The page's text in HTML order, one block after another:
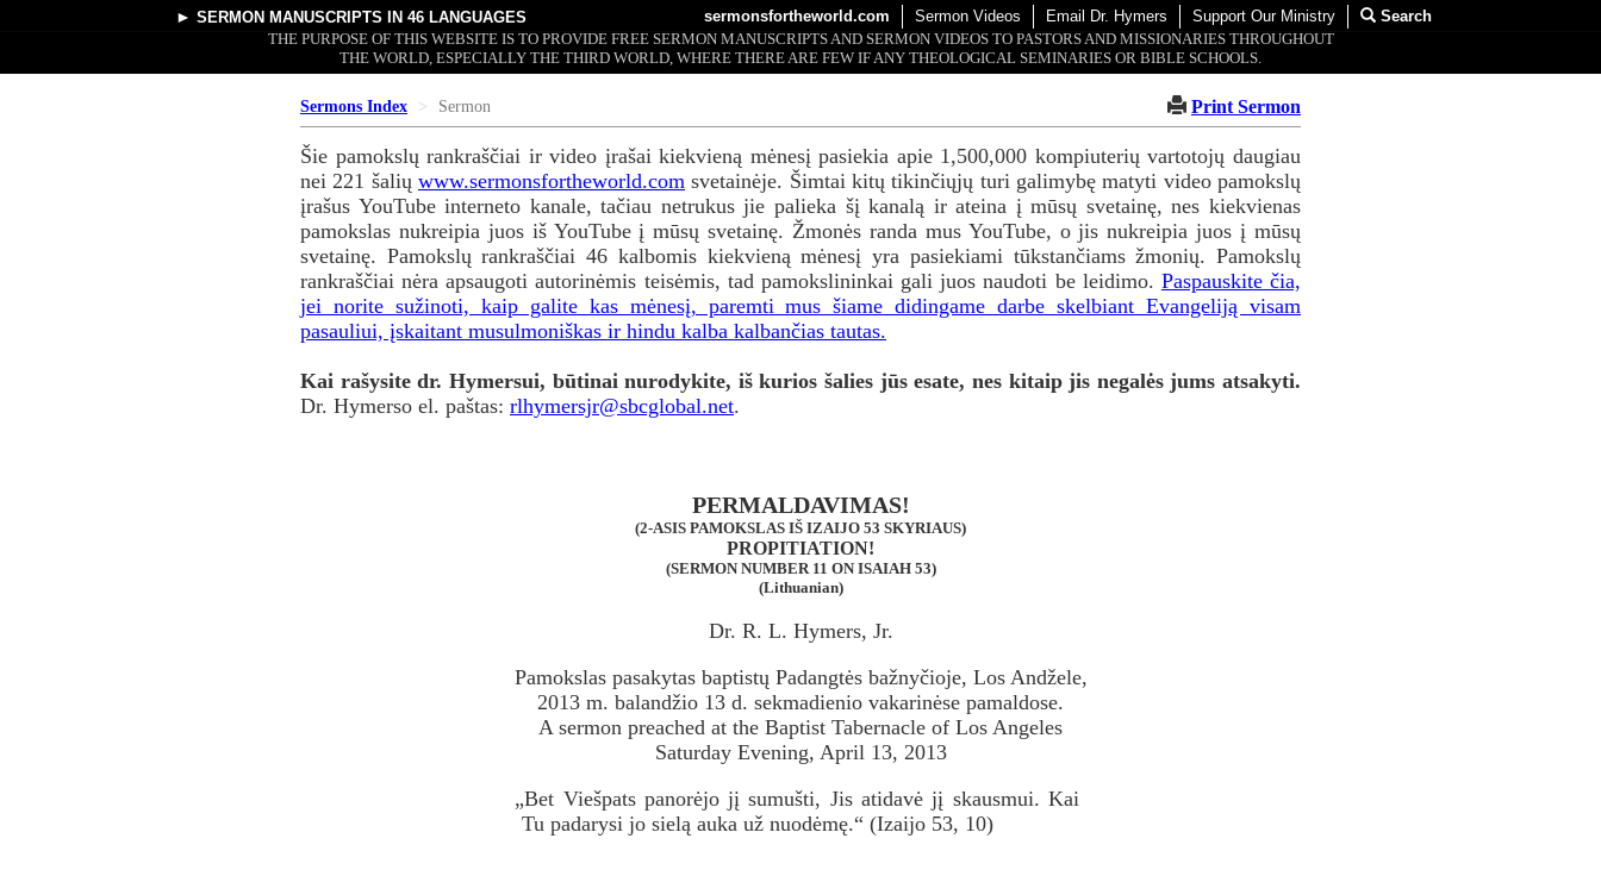
► SERMON MANUSCRIPTS IN 46 LANGUAGES sermonsfortheworld.com Sermon Videos Email Dr. Hymers Support Our Ministry
Search
THE PURPOSE OF THIS WEBSITE IS TO PROVIDE FREE SERMON MANUSCRIPTS AND SERMON VIDEOS TO PASTORS AND MISSIONARIES THROUGHOUT
THE WORLD, ESPECIALLY THE THIRD WORLD, WHERE THERE ARE FEW IF ANY THEOLOGICAL SEMINARIES OR BIBLE SCHOOLS.
Sermons Index Sermon Print Sermon
Šie pamokslų rankraščiai ir video įrašai kiekvieną mėnesį pasiekia apie 1,500,000 kompiuterių vartotojų daugiau
nei 221 šalių www.sermonsfortheworld.com svetainėje. Šimtai kitų tikinčiųjų turi galimybę matyti video pamokslų
įrašus YouTube interneto kanale, tačiau netrukus jie palieka šį kanalą ir ateina į mūsų svetainę, nes kiekvienas
pamokslas nukreipia juos iš YouTube į mūsų svetainę. Žmonės randa mus YouTube, o jis nukreipia juos į mūsų
svetainę. Pamokslų rankraščiai 46 kalbomis kiekvieną mėnesį yra pasiekiami tūkstančiams žmonių. Pamokslų
rankraščiai nėra apsaugoti autorinėmis teisėmis, tad pamokslininkai gali juos naudoti be leidimo. Paspauskite čia,
jei norite sužinoti, kaip galite kas mėnesį, paremti mus šiame didingame darbe skelbiant Evangeliją visam
pasauliui, įskaitant musulmoniškas ir hindu kalba kalbančias tautas.
Kai rašysite dr. Hymersui, būtinai nurodykite, iš kurios šalies jūs esate, nes kitaip jis negalės jums atsakyti.
Dr. Hymerso el. paštas: rlhymersjr@sbcglobal.net.
PERMALDAVIMAS!
(2-ASIS PAMOKSLAS IŠ IZAIJO 53 SKYRIAUS)
PROPITIATION!
(SERMON NUMBER 11 ON ISAIAH 53)
(Lithuanian)
Dr. R. L. Hymers, Jr.
Pamokslas pasakytas baptistų Padangtės bažnyčioje, Los Andžele,
2013 m. balandžio 13 d. sekmadienio vakarinėse pamaldose.
A sermon preached at the Baptist Tabernacle of Los Angeles
Saturday Evening, April 13, 2013
„Bet Viešpats panorėjo jį sumušti, Jis atidavė jį skausmui. Kai
Tu padarysi jo sielą auka už nuodėmę.“ (Izaijo 53, 10)